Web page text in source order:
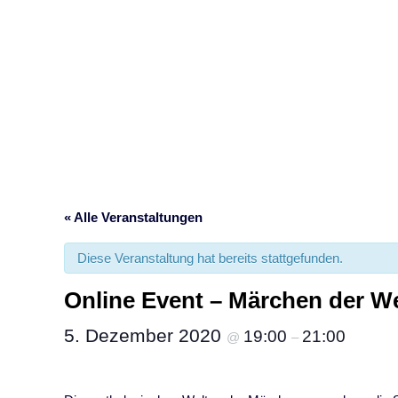
« Alle Veranstaltungen
Diese Veranstaltung hat bereits stattgefunden.
Online Event – Märchen der
5. Dezember 2020 @ 19:00 – 21:00